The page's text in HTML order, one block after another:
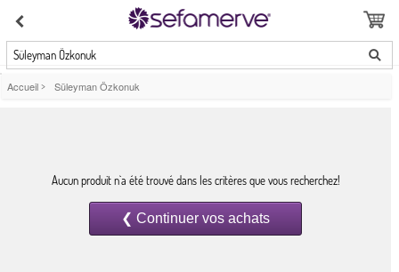
Süleyman Özkonuk
Accueil > Süleyman Özkonuk
Aucun produit n`a été trouvé dans les critères que vous recherchez!